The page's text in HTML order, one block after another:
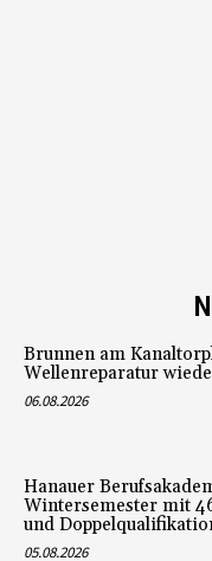
Brunnen am
Wellenreparatur
06.08.2026
Hanauer
Wintersemester mit
und
05.08.2026